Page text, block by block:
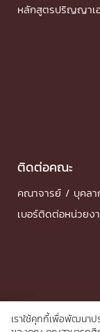
หลักสูตรปริญญาเ
ติดต่อคณะ
คณาจารย์ / บุคลา
เบอร์ติดต่อหน่วยง
เราใช้คุกกี้เพื่อพัฒนาป